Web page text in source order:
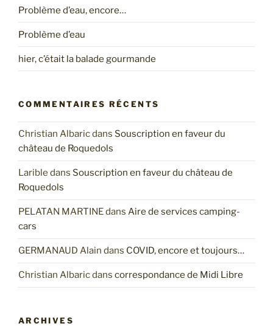
Problème d’eau, encore…
Problème d’eau
hier, c’était la balade gourmande
COMMENTAIRES RÉCENTS
Christian Albaricdans Souscription en faveur du
château de Roquedols
Larible dans Souscription en faveur du château de
Roquedols
PELATAN MARTINEdans Aire de services camping-
cars
GERMANAUD Alain dans COVID, encore et toujours…
Christian Albaricdans correspondance de Midi Libre
ARCHIVES